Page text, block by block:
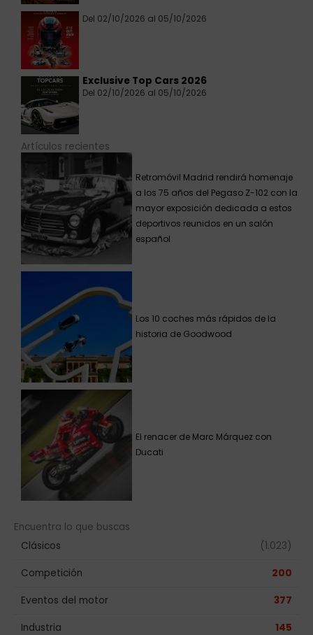
Del 02/10/2026 al 05/10/2026
Exclusive Top Cars 2026
Del 02/10/2026 al 05/10/2026
Artículos recientes
Retromóvil Madrid rendirá homenaje
a los 75 años del Pegaso Z-102 con la
mayor exposición dedicada a estos
deportivos reunidos en un salón
español
Los 10 coches más rápidos de la
historia de Goodwood
El renacer de Marc Márquez con
Ducati
Encuentra lo que buscas
Clásicos
(1.023)
Competición 200
Eventos del motor 377
Industria 145